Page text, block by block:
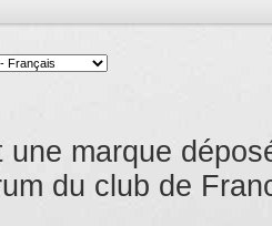
une marque
du club de